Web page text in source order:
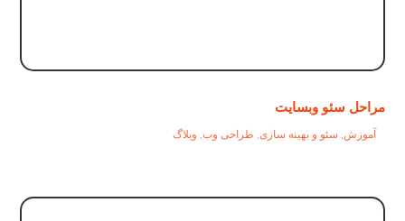
مراحل سئو وبسایت
آموزش سئو و بهینه سازی طراحی وب وبلاگ